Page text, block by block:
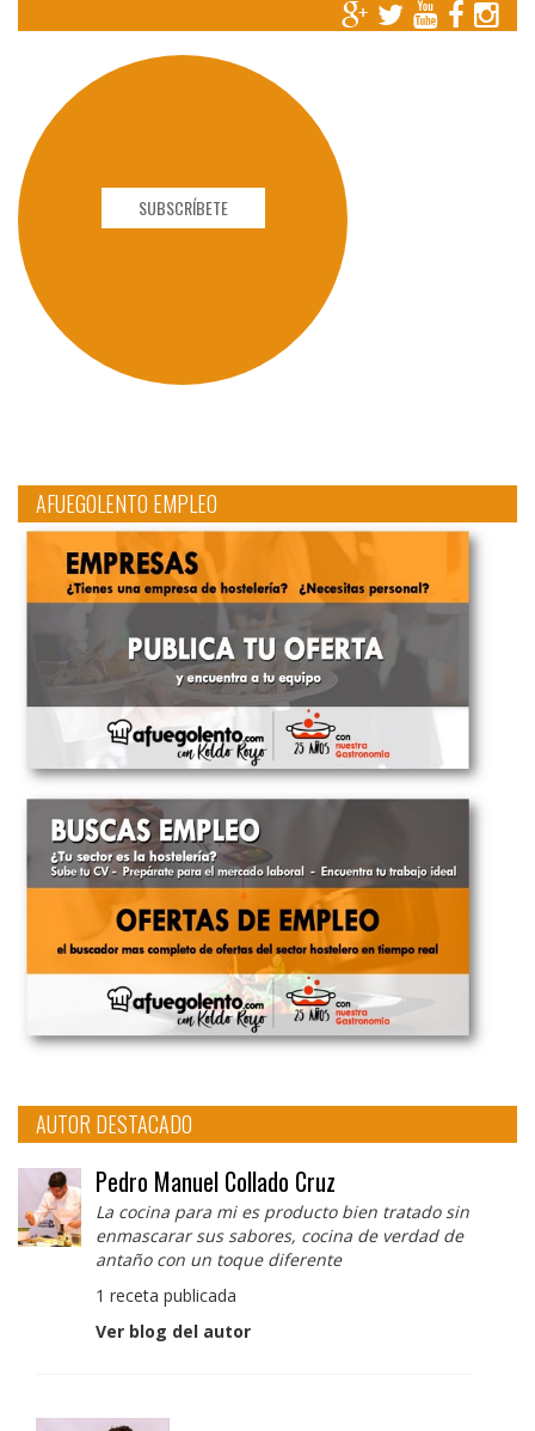
SUBSCRÍBETE
AFUEGOLENTO EMPLEO
AUTOR DESTACADO
Pedro Manuel Collado Cruz
La cocina para mi es producto bien tratado sin
enmascarar sus sabores, cocina de verdad de
antaño con un toque diferente
1 receta publicada
Ver blog del autor